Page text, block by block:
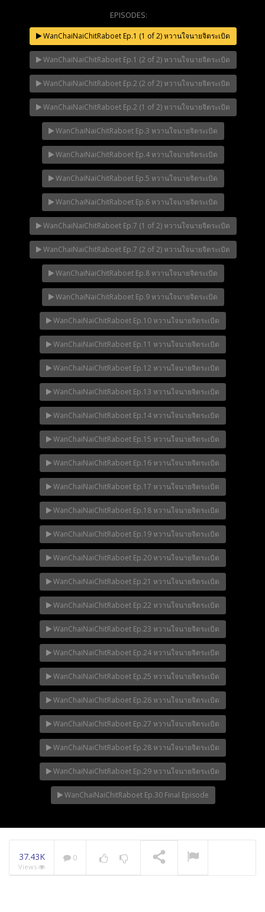
NOW PLAYING Mani Nakha Ep.14
EPISODES:
WanChaiNaiChitRaboet Ep.1 (1 of 2) หวานใจนายจิตระเบิด
WanChaiNaiChitRaboet Ep.1 (2 of 2) หวานใจนายจิตระเบิด
WanChaiNaiChitRaboet Ep.2 (2 of 2) หวานใจนายจิตระเบิด
WanChaiNaiChitRaboet Ep.2 (1 of 2) หวานใจนายจิตระเบิด
WanChaiNaiChitRaboet Ep.3 หวานใจนายจิตระเบิด
WanChaiNaiChitRaboet Ep.4 หวานใจนายจิตระเบิด
WanChaiNaiChitRaboet Ep.5 หวานใจนายจิตระเบิด
WanChaiNaiChitRaboet Ep.6 หวานใจนายจิตระเบิด
WanChaiNaiChitRaboet Ep.7 (1 of 2) หวานใจนายจิตระเบิด
WanChaiNaiChitRaboet Ep.7 (2 of 2) หวานใจนายจิตระเบิด
WanChaiNaiChitRaboet Ep.8 หวานใจนายจิตระเบิด
WanChaiNaiChitRaboet Ep.9 หวานใจนายจิตระเบิด
WanChaiNaiChitRaboet Ep.10 หวานใจนายจิตระเบิด
WanChaiNaiChitRaboet Ep.11 หวานใจนายจิตระเบิด
WanChaiNaiChitRaboet Ep.12 หวานใจนายจิตระเบิด
WanChaiNaiChitRaboet Ep.13 หวานใจนายจิตระเบิด
WanChaiNaiChitRaboet Ep.14 หวานใจนายจิตระเบิด
WanChaiNaiChitRaboet Ep.15 หวานใจนายจิตระเบิด
WanChaiNaiChitRaboet Ep.16 หวานใจนายจิตระเบิด
WanChaiNaiChitRaboet Ep.17 หวานใจนายจิตระเบิด
WanChaiNaiChitRaboet Ep.18 หวานใจนายจิตระเบิด
WanChaiNaiChitRaboet Ep.19 หวานใจนายจิตระเบิด
WanChaiNaiChitRaboet Ep.20 หวานใจนายจิตระเบิด
WanChaiNaiChitRaboet Ep.21 หวานใจนายจิตระเบิด
WanChaiNaiChitRaboet Ep.22 หวานใจนายจิตระเบิด
WanChaiNaiChitRaboet Ep.23 หวานใจนายจิตระเบิด
WanChaiNaiChitRaboet Ep.24 หวานใจนายจิตระเบิด
WanChaiNaiChitRaboet Ep.25 หวานใจนายจิตระเบิด
WanChaiNaiChitRaboet Ep.26 หวานใจนายจิตระเบิด
WanChaiNaiChitRaboet Ep.27 หวานใจนายจิตระเบิด
WanChaiNaiChitRaboet Ep.28 หวานใจนายจิตระเบิด
WanChaiNaiChitRaboet Ep.29 หวานใจนายจิตระเบิด
WanChaiNaiChitRaboet Ep.30 Final Episode
37.43K
Views
0